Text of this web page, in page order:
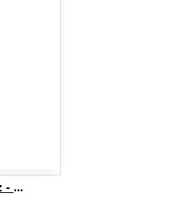
Erdemin Rütbesi Olmaz - Bir Askerin Yolculuğu (e-Kitap)